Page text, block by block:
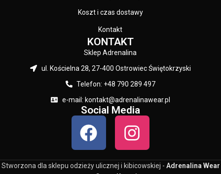
Koszt i czas dostawy
Kontakt
KONTAKT
Sklep Adrenalina
ul. Kościelna 28, 27-400 Ostrowiec Świętokrzyski
Telefon: +48 790 289 497
e-mail: kontakt@adrenalinawear.pl
Social Media
Stworzona dla sklepu odzieży ulicznej i kibicowskiej - Adrenalina Wear